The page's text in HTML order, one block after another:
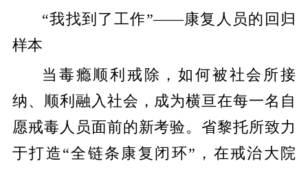
“我找到了工作”——康复 人员的回归
样本
当毒瘾顺利戒除，如何被社会所接
纳、顺利融入社会，成为横亘在每一名自
愿戒毒人员面前的新考验。省黎托所致力
于打造“全链条康复闭环”，在戒治大院